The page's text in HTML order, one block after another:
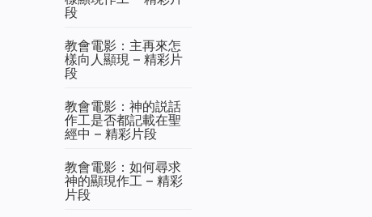
段
教會電影：主再來怎
樣向人顯現 – 精彩片
段
教會電影：神的説話
作工是否都記載在聖
經中 – 精彩片段
教會電影：如何尋求
神的顯現作工 – 精彩
片段